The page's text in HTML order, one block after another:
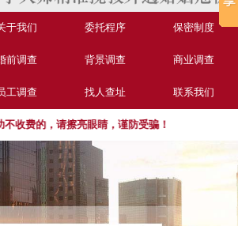
于我们 委托程序 保密制度
前调查 背景调查 商业调查
工调查 找人查址 联系我们
的，请擦亮眼睛，谨防受骗！